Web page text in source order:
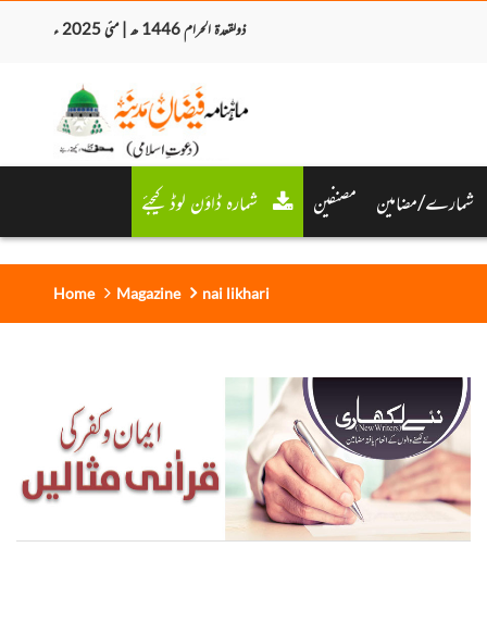
ذولقعدۃ الحرام 1446 ھ | مئی 2025 ء
شمارے/مضامین مصنفین شمارہ ڈاؤن لوڈ کیجئے
Home Magazine nai likhari